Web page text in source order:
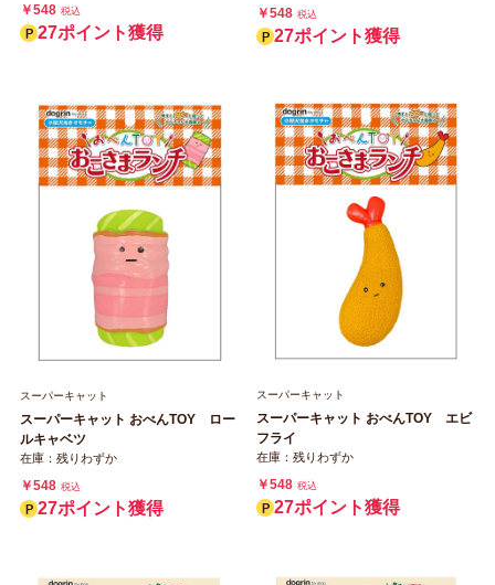
￥548 税込
27ポイント獲得
￥548 税込
27ポイント獲得
スーパーキャット
スーパーキャット おべんTOY ロー
ルキャベツ
在庫：残りわずか
￥548 税込
27ポイント獲得
スーパーキャット
スーパーキャット おべんTOY エビ
フライ
在庫：残りわずか
￥548 税込
27ポイント獲得